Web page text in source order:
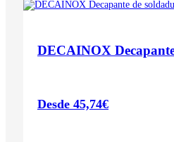
DECAINOX
Desde 45,74€